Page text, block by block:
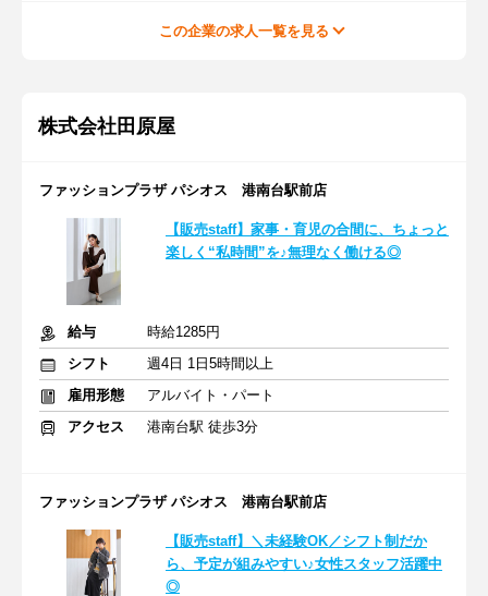
この企業の求人一覧を見る
株式会社田原屋
ファッションプラザ パシオス 港南台駅前店
【販売staff】家事・育児の合間に、ちょっと
楽しく“私時間”を♪無理なく働ける◎
給与
時給1285円
シフト
週4日 1日5時間以上
雇用形態
アルバイト・パート
アクセス
港南台駅 徒歩3分
ファッションプラザ パシオス 港南台駅前店
【販売staff】＼未経験OK／シフト制だか
ら、予定が組みやすい♪女性スタッフ活躍中
◎